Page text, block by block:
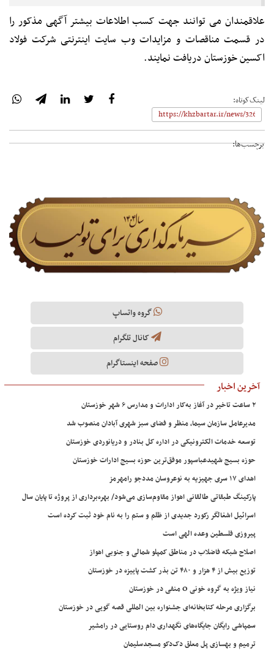
علاقمندان می توانند جهت کسب اطلاعات بیشتر آگهی مذکور را
در قسمت مناقصات و مزایدات وب سایت اینترنتی شرکت فولاد
اکسین خوزستان دریافت نمایند.
لینک‌کوتاه:
برچسب‌ها:
گروه واتساپ
کانال تلگرام
صفحه اینستاگرام
آخرین اخبار
۲ ساعت تاخیر در آغاز به‌کار ادارات و مدارس ۶ شهر خوزستان
مدیرعامل سازمان سیما، منظر و فضای سبز شهری آبادان منصوب شد
توسعه خدمات الکترونیکی در اداره کل بنادر و دریانوردی خوزستان
حوزه بسیج شهیدعباسپور موفق‌ترین حوزه بسیج ادارات خوزستان
اهدای ۱۷ سری جهیزیه به نوعروسان مددجو رامهرمز
پارکینگ طبقاتی طالقانی اهواز مقاوم‌سازی می‌شود/ بهره‌برداری از پروژه تا پایان سال
اسرائیل اشغالگر رکورد جدیدی از ظلم و ستم را به نام خود ثبت کرده است
پیروزی فلسطین وعده الهی است
اصلاح شبکه فاضلاب در مناطق کمپلو شمالی و جنوبی اهواز
توزیع بیش از ۴ هزار و ۴۸۰ تن بذر کشت پاییزه در خوزستان
نیاز ویژه به گروه خونی O منفی در خوزستان
برگزاری مرحله کتابخانه‌ای جشنواره بین المللی قصه گویی در خوزستان
سمپاشی رایگان جایگاه‌های نگهداری دام روستایی در رامشیر
ترمیم و بهسازی پل معلق دک‌دکو مسجدسلیمان